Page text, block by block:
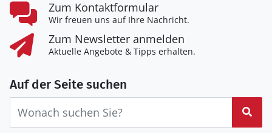
Zum Kontaktformular
Wir freuen uns auf Ihre Nachricht.
Zum Newsletter anmelden
Aktuelle Angebote & Tipps erhalten.
Auf der Seite suchen